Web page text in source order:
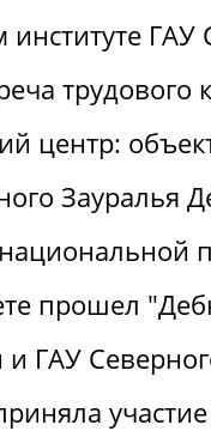
институте
трудового
центр:
Зауралья
прошел
ГАУ